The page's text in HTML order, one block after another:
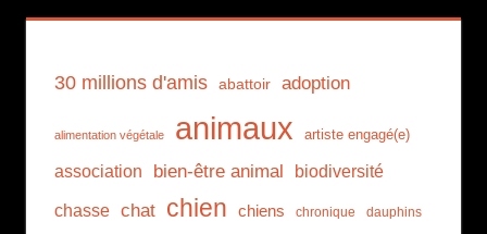
30 millions d'amis abattoir adoption
alimentation végétale animaux artiste engagé(e)
association bien-être animal biodiversité
chasse chat chien chiens chronique dauphins